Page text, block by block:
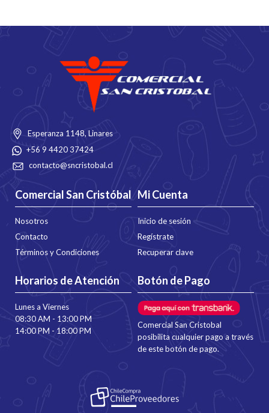
Esperanza 1148, Linares
+56 9 4420 37424
contacto@sncristobal.cl
Comercial San Cristóbal
Nosotros
Contacto
Términos y Condiciones
Mi Cuenta
Inicio de sesión
Regístrate
Recuperar clave
Horarios de Atención
Lunes a Viernes
08:30 AM - 13:00 PM
14:00 PM - 18:00 PM
Botón de Pago
Comercial San Cristobal
posibilita cualquier pago a través
de este botón de pago.